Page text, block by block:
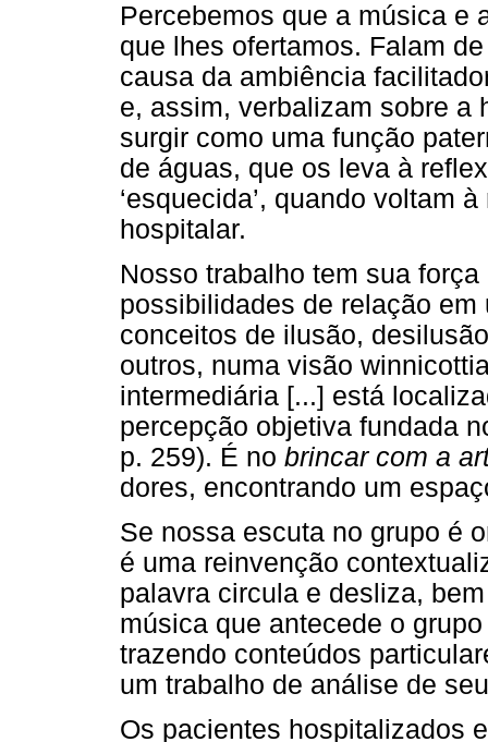
Percebemos que a música e
que lhes ofertamos. Falam
causa da ambiência
e, assim, verbalizam sobre a
surgir como uma função
de águas, que os leva à
‘esquecida’, quando voltam
hospitalar.
Nosso trabalho tem sua
possibilidades de relação
conceitos de ilusão,
outros, numa visão
intermediária [...] está
percepção objetiva fundada
p. 259). É no brincar com a
dores, encontrando um
Se nossa escuta no grupo é
é uma reinvenção
palavra circula e desliza,
música que antecede o
trazendo conteúdos
um trabalho de análise de
Os pacientes hospitalizados